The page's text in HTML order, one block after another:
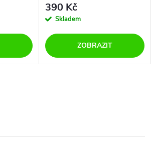
390 Kč
Skladem
ZOBRAZIT